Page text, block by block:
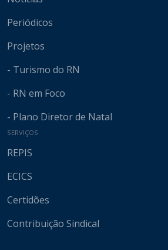
Periódicos
Projetos
- Turismo do RN
- RN em Foco
- Plano Diretor de Natal
SERVIÇOS
REPIS
ECICS
Certidões
Contribuição Sindical